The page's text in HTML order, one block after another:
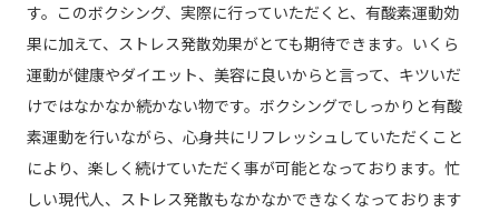
す。このボクシング、実際に行っていただくと、有酸素運動効
果に加えて、ストレス発散効果がとても期待できます。いくら
運動が健康やダイエット、美容に良いからと言って、キツいだ
けではなかなか続かない物です。ボクシングでしっかりと有酸
素運動を行いながら、心身共にリフレッシュしていただくこと
により、楽しく続けていただく事が可能となっております。忙
しい現代人、ストレス発散もなかなかできなくなっております